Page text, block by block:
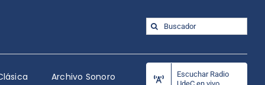
Buscar:
Archivo Sonoro
Escuchar Radio